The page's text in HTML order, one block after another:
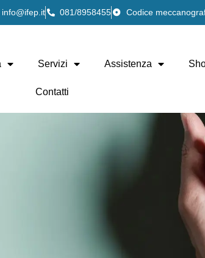
info@ifep.it 081/8958455 Codice
Servizi Assistenza
Contatti